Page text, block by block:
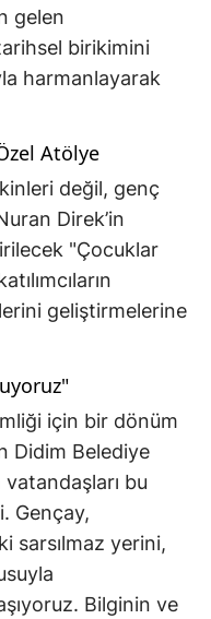
gelen
birikimini
harmanlayarak
Atölye
değil, genç
Direk’in
"Çocuklar
geliştirmelerine
için bir dönüm
Didim Belediye
bu
Gençay,
sarsılmaz yerini,
Bilginin ve